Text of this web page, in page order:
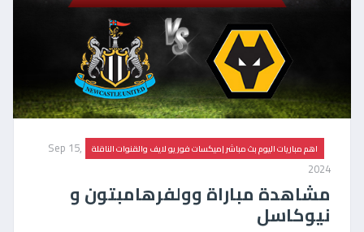
اهم مباريات اليوم بث مباشر |ميكسات فور يو لايف والقنوات الناقلة
Sep 15,
2024
مشاهدة مباراة وولفرهامبتون و
نيوكاسل